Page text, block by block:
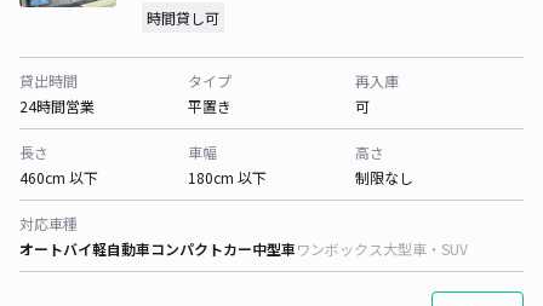
時間貸し可
貸出時間
24時間営業
タイプ
平置き
再入庫
可
長さ
460cm 以下
車幅
180cm 以下
高さ
制限なし
対応車種
オートバイ軽自動車コンパクトカー中型車ワンボックス大型車・SUV